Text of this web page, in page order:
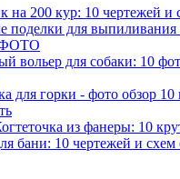
на 200 кур: 10 чертежей и
поделки для выпиливания
ФОТО
вольер для собаки: 10
для горки - фото обзор 10
из фанеры: 10
бани: 10 чертежей и схем